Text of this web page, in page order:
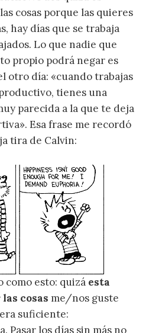
cosas porque las quieres
hay días que se trabaja
Lo que nadie que
propio podrá negar es
otro día: «cuando trabajas
tienes una
parecida a la que te deja
Esa frase me recordó
tira de Calvin:
como esto: quizá esta
cosas me/nos guste
suficiente:
Pasar los días sin más no